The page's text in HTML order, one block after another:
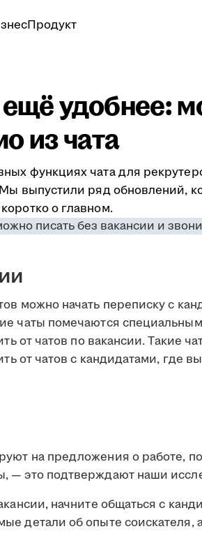
Продукт
удобнее:
из чата
функциях чата для
выпустили ряд обновлений,
о главном.
можно начать переписку с
чаты помечаются
от чатов по вакансии. Такие
от чатов с кандидатами, где
на предложения о работе,
— это подтверждают наши
начните общаться с
детали об опыте соискателя,